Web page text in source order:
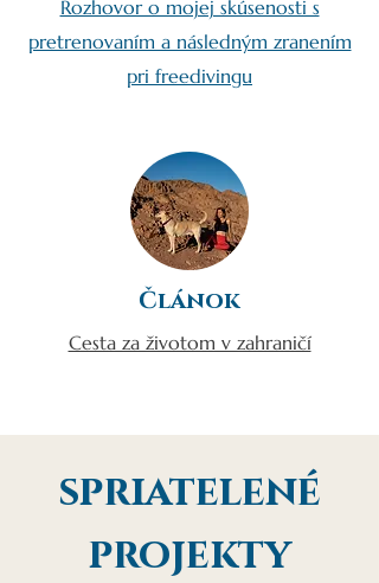
Rozhovor o mojej skúsenosti s
pretrenovaním a následným zranením
pri freedivingu
Článok
Cesta za životom v zahraničí
spriatelené
projekty